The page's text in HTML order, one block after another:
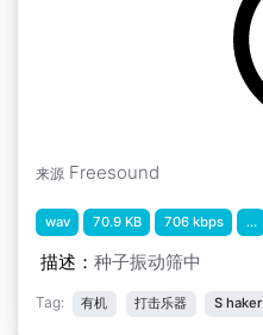
来源 Freesound
wav 70.9 KB 706 kbps ...
描述： 种子振动筛中
Tag: 有机 打击乐器 S haker